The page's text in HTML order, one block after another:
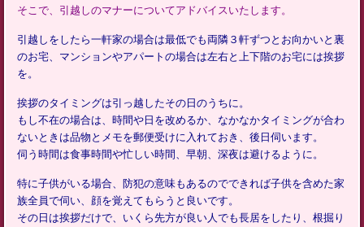
そこで、引越しのマナーについてアドバイスいたします。
引越しをしたら一軒家の場合は最低でも両隣３軒ずつとお向かいと裏
のお宅、マンションやアパートの場合は左右と上下階のお宅には挨拶
を。
挨拶のタイミングは引っ越したその日のうちに。
もし不在の場合は、時間や日を改めるか、なかなかタイミングが合わ
ないときは品物とメモを郵便受けに入れておき、後日伺います。
伺う時間は食事時間や忙しい時間、早朝、深夜は避けるように。
特に子供がいる場合、防犯の意味もあるのでできれば子供を含めた家
族全員で伺い、顔を覚えてもらうと良いです。
その日は挨拶だけで、いくら先方が良い人でも長居をしたり、根掘り